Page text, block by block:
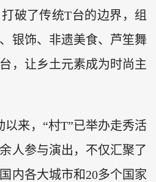
破了传统T台的边界，组
银饰、非遗美食、芦笙舞
，让乡土元素成为时尚主
以来，“村T”已举办走秀活
人参与演出，不仅汇聚了
内各大城市和20多个国家